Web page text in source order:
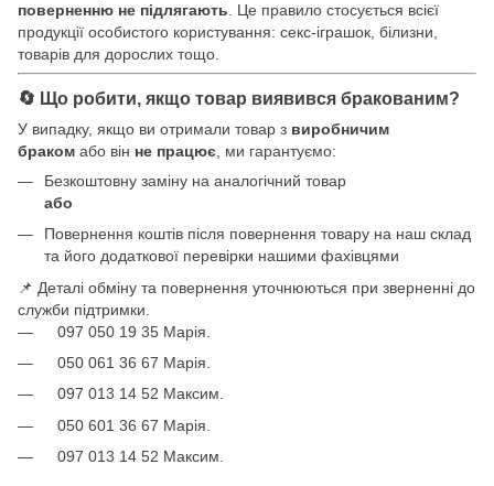
поверненню не підлягають . Це правило стосується всієї
продукції особистого користування: секс-іграшок, білизни,
товарів для дорослих тощо.
🔄 Що робити, якщо товар виявився бракованим?
У випадку, якщо ви отримали товар з виробничим
браком або він не працює , ми гарантуємо:
Безкоштовну заміну на аналогічний товар
або
Повернення коштів після повернення товару на наш склад
та його додаткової перевірки нашими фахівцями
📌 Деталі обміну та повернення уточнюються при зверненні до
служби підтримки.
097 050 19 35 Марія.
050 061 36 67 Марія.
097 013 14 52 Максим.
050 601 36 67 Марія.
097 013 14 52 Максим.